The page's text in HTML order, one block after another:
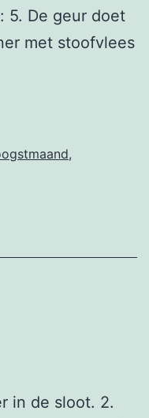
5. De geur doet
met stoofvlees
,
in de sloot. 2.